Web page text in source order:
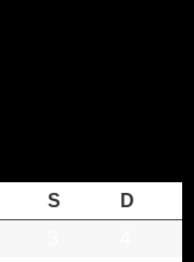
S
D